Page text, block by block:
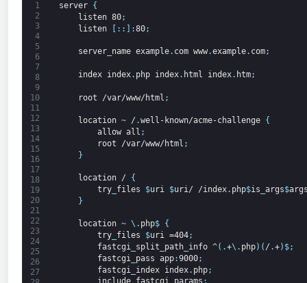
1
2
3
4
5
6
7
8
9
10
11
12
13
14
15
16
17
18
19
20
21
22
23
24
25
26
27
server
{
listen 80;
listen
[ : : ] :80;
server_ name example. com www.example. com;
index index. php index. html index. htm;
root /var/www/html ;
location ~ / .well-known/acme-challenge
{
allow all ;
root
/var/www/html ;
}
location /
{
try_ files $uri $uri/ /index. php$is args$
}
location ~ \ . php$
{
try_ files $uri =404;
fastcgi_ split path_ info ^( .+\ . php) ( / .+) $;
fastcgi
pass app:9000;
fastcgi
index index. php;